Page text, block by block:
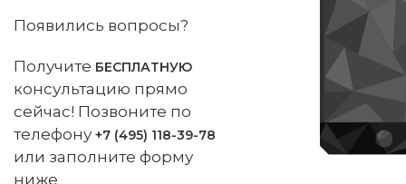
Появились вопросы?
Получите БЕСПЛАТНУЮ
консультацию прямо
сейчас! Позвоните по
телефону +7 (495) 118-39-78
или заполните форму
ниже